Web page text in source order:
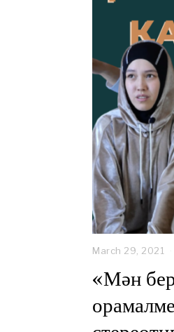
March 29, 2021
g
u
s
t
«Мән